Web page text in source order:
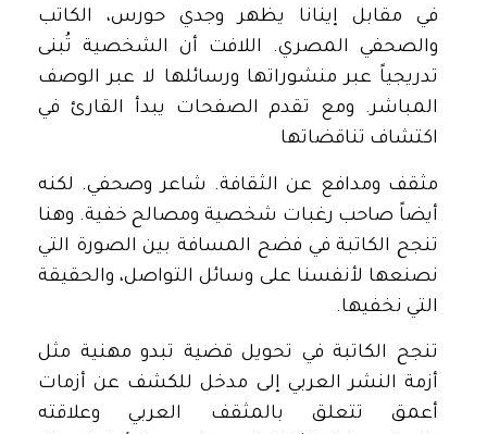
في مقابل إينانا يظهر وجدي حورس، الكاتب
والصحفي المصري. اللافت أن الشخصية تُبنى
تدريجياً عبر منشوراتها ورسائلها لا عبر الوصف
المباشر. ومع تقدم الصفحات يبدأ القارئ في
اكتشاف تناقضاتها
مثقف ومدافع عن الثقافة. شاعر وصحفي. لكنه
أيضاً صاحب رغبات شخصية ومصالح خفية. وهنا
تنجح الكاتبة في فضح المسافة بين الصورة التي
نصنعها لأنفسنا على وسائل التواصل، والحقيقة
التي نخفيها.
تنجح الكاتبة في تحويل قضية تبدو مهنية مثل
أزمة النشر العربي إلى مدخل للكشف عن أزمات
أعمق تتعلق بالمثقف العربي وعلاقته